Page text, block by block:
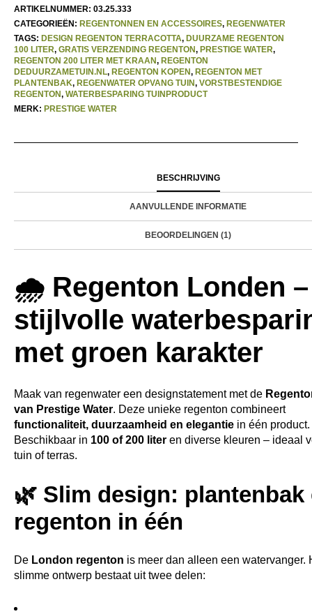
ARTIKELNUMMER: 03.25.333
CATEGORIEËN: REGENTONNEN EN ACCESSOIRES, REGENWATER
TAGS: DESIGN REGENTON TERRACOTTA, DUURZAME REGENTON
100 LITER, GRATIS VERZENDING REGENTON, PRESTIGE WATER,
REGENTON 200 LITER MET KRAAN, REGENTON
DEDUURZAMETUIN.NL, REGENTON KOPEN, REGENTON MET
PLANTENBAK, REGENWATER OPVANG TUIN, VORSTBESTENDIGE
REGENTON, WATERBESPARING TUINPRODUCT
MERK: PRESTIGE WATER
BESCHRIJVING
AANVULLENDE INFORMATIE
BEOORDELINGEN (1)
🌧️ Regenton Londen –
stijlvolle
met groen karakter
Maak van regenwater een designstatement met de
van Prestige Water. Deze unieke regenton combineert
functionaliteit, duurzaamheid en elegantie in één product.
Beschikbaar in 100 of 200 liter en diverse kleuren – ideaal
tuin of terras.
🌿 Slim design: plantenbak
regenton in één
De London regenton is meer dan alleen een watervanger.
slimme ontwerp bestaat uit twee delen: